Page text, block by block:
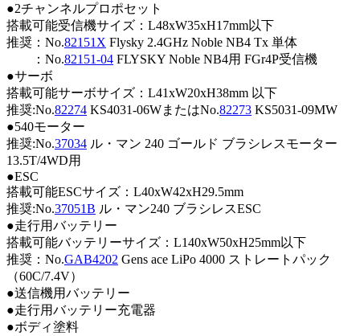
●2チャンネルプロポセット
搭載可能受信機サイズ：L48xW35xH17mm以下
推奨：No.82151X Flysky 2.4GHz Noble NB4 Tx 単体
：No.82151-04 FLYSKY Noble NB4用 FGr4P受信機
●サーボ
搭載可能サーボサイズ：L41xW20xH38mm 以下
推奨:No.82274 KS4031-06WまたはNo.82273 KS5031-09MW
●540モーター
推奨:No.37034 ル・マン 240 ゴールド ブラシレスモーター
13.5T/4WD用
●ESC
搭載可能ESCサイズ：L40xW42xH29.5mm
推奨:No.37051B ル・マン240 ブラシレスESC
●走行用バッテリー
搭載可能バッテリーサイズ：L140xW50xH25mm以下
推奨：No.GAB4202 Gens ace LiPo 4000 ストレートパック
（60C/7.4V）
●送信機用バッテリー
●走行用バッテリー充電器
●ボディ塗料